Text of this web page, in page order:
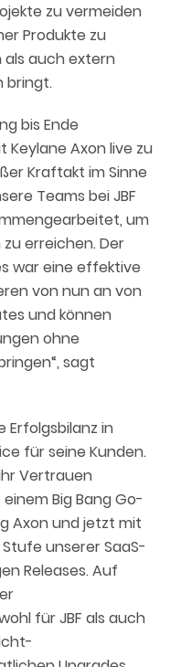
zu vermeiden
Produkte zu
als auch extern
bringt.
bis Ende
Axon live zu
Kraftakt im Sinne
Teams bei JBF
um
erreichen. Der
war eine effektive
vonnun anvon
und können
ohne
sagt
Erfolgsbilanz in
für seine Kunden.
Vertrauen
Big Bang Go-
Axon und jetzt mit
unserer SaaS-
Releases. Auf
für JBF als auch